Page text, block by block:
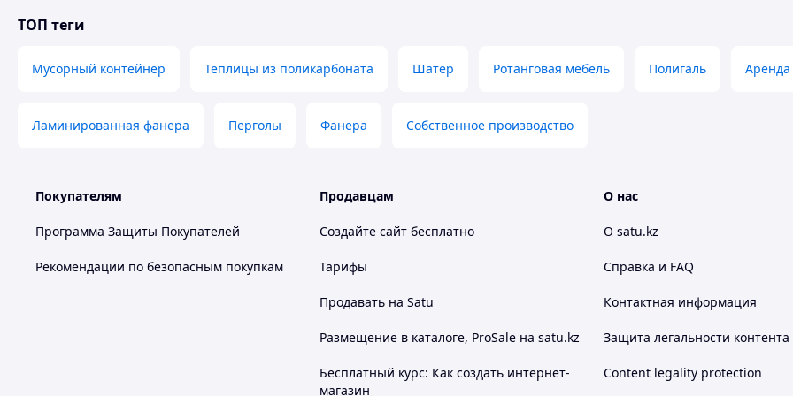
ТОП теги
Мусорный контейнер Теплицы из поликарбоната Шатер Ротанговая мебель Полигаль
Ламинированная фанера Перголы Фанера Собственное производство
Покупателям
Программа Защиты Покупателей
Рекомендации по безопасным покупкам
Продавцам
Создайте сайт бесплатно
Тарифы
Продавать на Satu
Размещение в каталоге, ProSale на satu.kz
Бесплатный курс: Как создать интернет-
магазин
О нас
О satu.kz
Справка и FAQ
Контактная информация
Защита легальности контента
Content legality protection